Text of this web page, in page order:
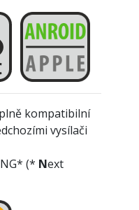
kompatibilní
vysílači
(* Next